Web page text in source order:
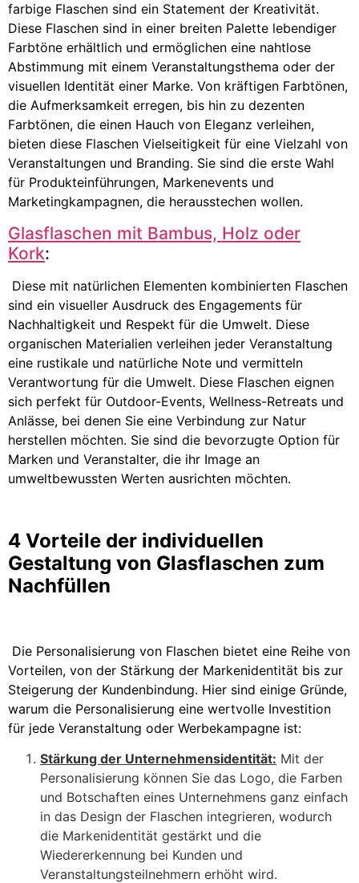
farbige Flaschen sind ein Statement der Kreativität.
Diese Flaschen sind in einer breiten Palette lebendiger
Farbtöne erhältlich und ermöglichen eine nahtlose
Abstimmung mit einem Veranstaltungsthema oder der
visuellen Identität einer Marke. Von kräftigen Farbtönen,
die Aufmerksamkeit erregen, bis hin zu dezenten
Farbtönen, die einen Hauch von Eleganz verleihen,
bieten diese Flaschen Vielseitigkeit für eine Vielzahl von
Veranstaltungen und Branding. Sie sind die erste Wahl
für Produkteinführungen, Markenevents und
Marketingkampagnen, die herausstechen wollen.
Glasflaschen mit Bambus, Holz oder
Kork:
Diese mit natürlichen Elementen kombinierten Flaschen
sind ein visueller Ausdruck des Engagements für
Nachhaltigkeit und Respekt für die Umwelt. Diese
organischen Materialien verleihen jeder Veranstaltung
eine rustikale und natürliche Note und vermitteln
Verantwortung für die Umwelt. Diese Flaschen eignen
sich perfekt für Outdoor-Events, Wellness-Retreats und
Anlässe, bei denen Sie eine Verbindung zur Natur
herstellen möchten. Sie sind die bevorzugte Option für
Marken und Veranstalter, die ihr Image an
umweltbewussten Werten ausrichten möchten.
4 Vorteile der individuellen
Gestaltung von Glasflaschen zum
Nachfüllen
Die Personalisierung von Flaschen bietet eine Reihe von
Vorteilen, von der Stärkung der Markenidentität bis zur
Steigerung der Kundenbindung. Hier sind einige Gründe,
warum die Personalisierung eine wertvolle Investition
für jede Veranstaltung oder Werbekampagne ist:
Stärkung der Unternehmensidentität: Mit der
Personalisierung können Sie das Logo, die Farben
und Botschaften eines Unternehmens ganz einfach
in das Design der Flaschen integrieren, wodurch
die Markenidentität gestärkt und die
Wiedererkennung bei Kunden und
Veranstaltungsteilnehmern erhöht wird.